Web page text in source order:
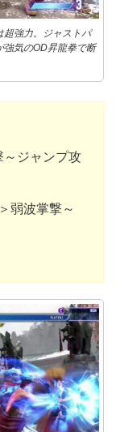
強力。ジャストパ
強気のOD昇龍拳で断
～ジャンプ攻
弱波掌撃～